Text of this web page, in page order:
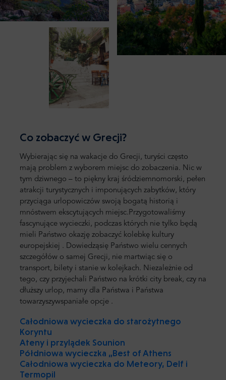
Co zobaczyć w Grecji?
Wybierając się na wakacje do Grecji, turyści często
mają problem z wyborem miejsc do zobaczenia. Nic w
tym dziwnego – to piękny kraj śródziemnomorski, pełen
atrakcji turystycznych i imponujących zabytków, który
przyciąga urlopowiczów swoją bogatą historią i
mnóstwem ekscytujących miejsc. Przygotowaliśmy
fascynujące wycieczki, podczas których nie tylko będą
mieli Państwo okazję zobaczyć kolebkę kultury
europejskiej . Dowiedząsię Państwo wielu cennych
szczegółów o samej Grecji , nie martwiąc się o
transport, bilety i stanie w kolejkach. Niezależnie od
tego, czy przyjechali Państwo na krótki city break, czy na
dłuższy urlop, mamy dla Państwa i Państwa
towarzyszywspaniałe opcje .
Całodniowa wycieczka do starożytnego
Koryntu
Ateny i przylądek Sounion
Półdniowa wycieczka „Best of Athens
Całodniowa wycieczka do Meteory, Delf i
Termopil